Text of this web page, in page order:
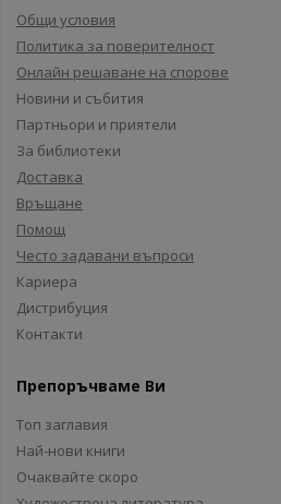
Общи условия
Политика за поверителност
Онлайн решаване на спорове
Новини и събития
Партньори и приятели
За библиотеки
Доставка
Връщане
Помощ
Често задавани въпроси
Кариера
Дистрибуция
Контакти
Препоръчваме Ви
Топ заглавия
Най-нови книги
Очаквайте скоро